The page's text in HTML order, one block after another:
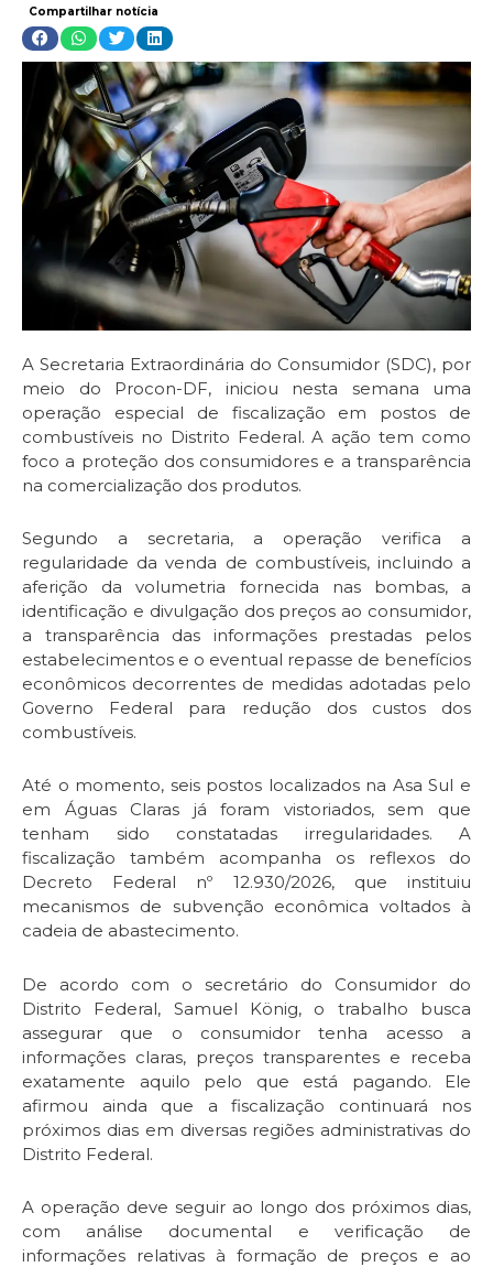
Compartilhar notícia
A Secretaria Extraordinária do Consumidor (SDC), por
meio do Procon-DF, iniciou nesta semana uma
operação especial de fiscalização em postos de
combustíveis no Distrito Federal. A ação tem como
foco a proteção dos consumidores e a transparência
na comercialização dos produtos.
Segundo a secretaria, a operação verifica a
regularidade da venda de combustíveis, incluindo a
aferição da volumetria fornecida nas bombas, a
identificação e divulgação dos preços ao consumidor,
a transparência das informações prestadas pelos
estabelecimentos e o eventual repasse de benefícios
econômicos decorrentes de medidas adotadas pelo
Governo Federal para redução dos custos dos
combustíveis.
Até o momento, seis postos localizados na Asa Sul e
em Águas Claras já foram vistoriados, sem que
tenham sido constatadas irregularidades. A
fiscalização também acompanha os reflexos do
Decreto Federal nº 12.930/2026, que instituiu
mecanismos de subvenção econômica voltados à
cadeia de abastecimento.
De acordo com o secretário do Consumidor do
Distrito Federal, Samuel König, o trabalho busca
assegurar que o consumidor tenha acesso a
informações claras, preços transparentes e receba
exatamente aquilo pelo que está pagando. Ele
afirmou ainda que a fiscalização continuará nos
próximos dias em diversas regiões administrativas do
Distrito Federal.
A operação deve seguir ao longo dos próximos dias,
com análise documental e verificação de
informações relativas à formação de preços e ao